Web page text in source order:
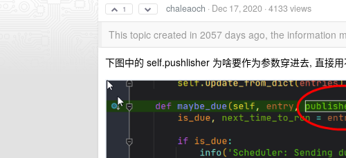
1 chaleaoch · Dec 17, 2020 · 4133 views
This topic created in 2057 days ago, the information
下图中的 self.pushlisher 为啥要作为参数穿进去, 直接